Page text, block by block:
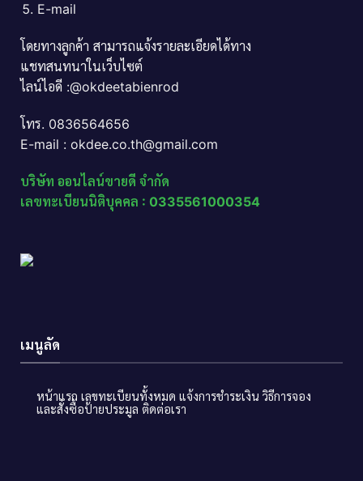
E-mail
โดยทางลูกค้า สามารถแจ้งรายละเอียดได้ทาง
แชทสนทนาในเว็บไซต์
ไลน์ไอดี :@okdeetabienrod
โทร. 0836564656
E-mail : okdee.co.th@gmail.com
บริษัท ออนไลน์ขายดี จำกัด
เลขทะเบียนนิติบุคคล : 0335561000354
เมนูลัด
หน้าแรก เลขทะเบียนทั้งหมด แจ้งการชำระเงิน วิธีการจอง
และสั่งซื้อป้ายประมูล ติดต่อเรา